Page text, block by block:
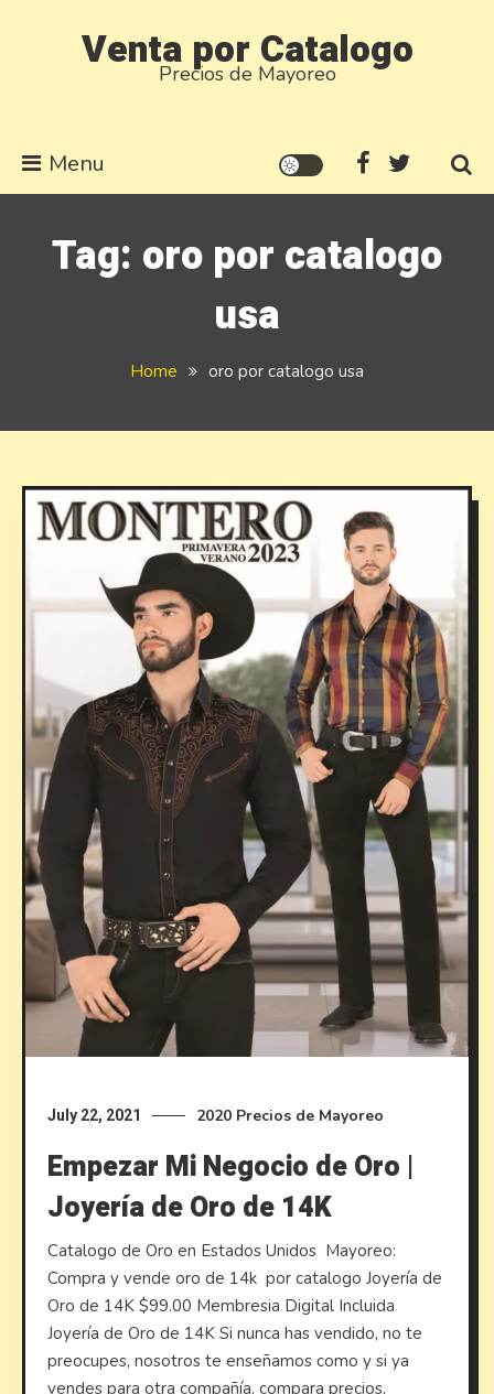
Venta por Catalogo
Precios de Mayoreo
Menu
Tag: oro por catalogo
usa
Home oro por catalogo usa
July 22, 2021 2020 Precios de Mayoreo
Empezar Mi Negocio de Oro |
Joyería de Oro de 14K
Catalogo de Oro en Estados Unidos ​Mayoreo:
Compra y vende oro de 14k por catalogo Joyería de
Oro de 14K $99.00 Membresia Digital Incluida
Joyería de Oro de 14K Si nunca has vendido, no te
preocupes, nosotros te enseñamos como y si ya
vendes para otra compañía, compara precios,